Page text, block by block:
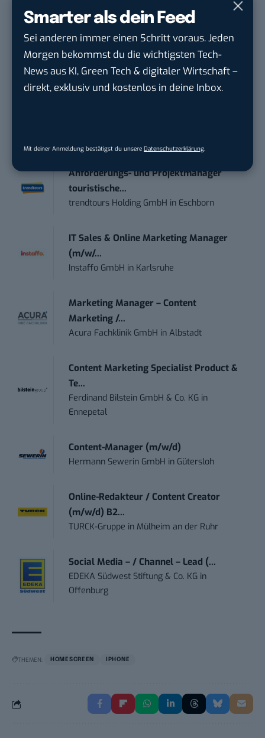
Smarter als dein Feed
Sei anderen immer einen Schritt voraus. Jeden
Morgen bekommst du die wichtigsten Tech-
News aus KI, Green Tech & digitaler Wirtschaft –
direkt, exklusiv und kostenlos in deine Inbox.
Mit deiner Anmeldung bestätigst du unsere Datenschutzerklärung
Tag UPDATE, unser Tech-Briefing mit den
wichtigsten News des Tages – und sichern sich
damit ihren Vorsprung.Hier kannst du dich
kostenlos anmelden.
STELLENANZEIGEN
Anforderungs- und Projektmanager
touristische...
trendtours Holding GmbH in Eschborn
IT Sales & Online Marketing Manager
(m/w/...
Instaffo GmbH in Karlsruhe
Marketing Manager – Content
Marketing /...
Acura Fachklinik GmbH inAlbstadt
Content Marketing Specialist Product &
Te...
Ferdinand Bilstein GmbH & Co. KG in
Ennepetal
Content-Manager (m/w/d)
Hermann Sewerin GmbH in Gütersloh
Online-Redakteur / Content Creator
(m/w/d) B2...
TURCK-Gruppe in Mülheim an der Ruhr
Social Media – / Channel – Lead (...
EDEKA Südwest Stiftung & Co. KG in
Offenburg
THEMEN: HOMESCREEN IPHONE